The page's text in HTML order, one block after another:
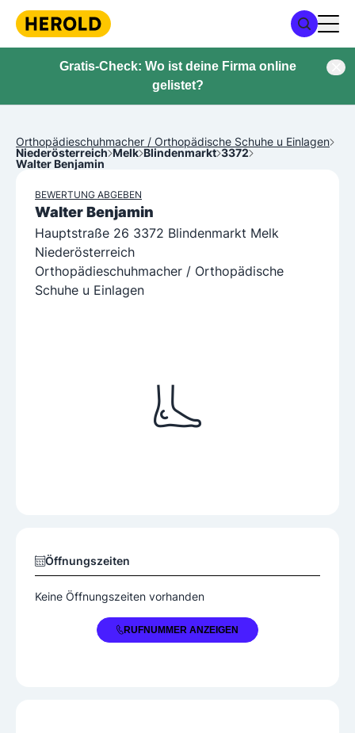
Gratis-Check: Wo ist deine Firma online
gelistet?
Orthopädieschuhmacher / Orthopädische Schuhe u Einlagen
Niederösterreich Melk Blindenmarkt 3372
Walter Benjamin
BEWERTUNG ABGEBEN
Walter Benjamin
Hauptstraße 26 3372 Blindenmarkt Melk
Niederösterreich
Orthopädieschuhmacher / Orthopädische
Schuhe u Einlagen
Öffnungszeiten
Keine Öffnungszeiten vorhanden
+43 7473 22420RUFNUMMER ANZEIGEN